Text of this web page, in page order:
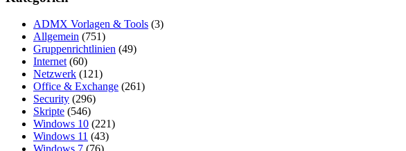
ADMX Vorlagen & Tools (3)
Allgemein (751)
Gruppenrichtlinien (49)
Internet(60)
Netzwerk (121)
Office & Exchange (261)
Security (296)
Skripte (546)
Windows 10 (221)
Windows 11 (43)